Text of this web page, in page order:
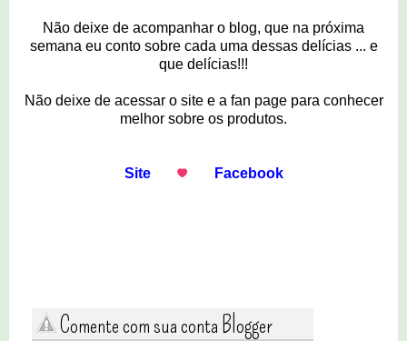
Não deixe de acompanhar o blog, que na próxima
semana eu conto sobre cada uma dessas delícias ... e
que delícias!!!
Não deixe de acessar o site e a fan page para conhecer
melhor sobre os produtos.
Site Facebook
Comente com sua conta Blogger